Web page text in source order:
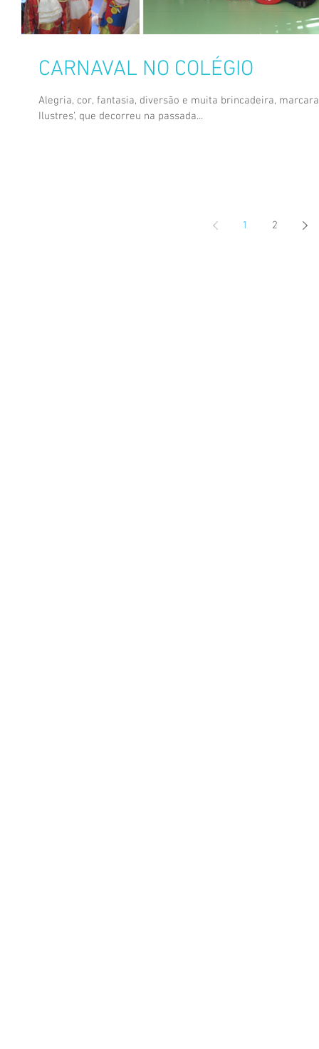
CARNAVAL NO COLÉGIO
Alegria, cor, fantasia, diversão e muita brincadeira,
Ilustres’, que decorreu na passada...
1 2